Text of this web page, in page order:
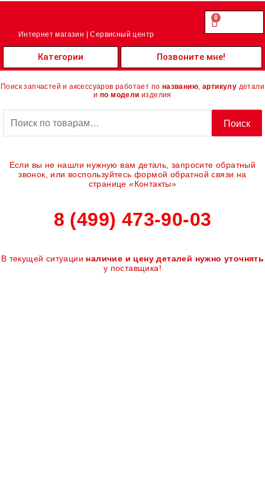
Перейти
Интернет магазин | Сервисный центр
0.00
0
Cart
Категории Позвоните мне!
Поиск запчастей и аксессуаров работает по названию артикулу детали
и по модели изделия
Поиск
Если вы не нашли нужную вам деталь, запросите обратный
звонок, или воспользуйтесь формой обратной связи на
странице «Контакты»
8 (499) 473-90-03
В текущей ситуации наличие и цену деталей нужно уточнять
у поставщика!